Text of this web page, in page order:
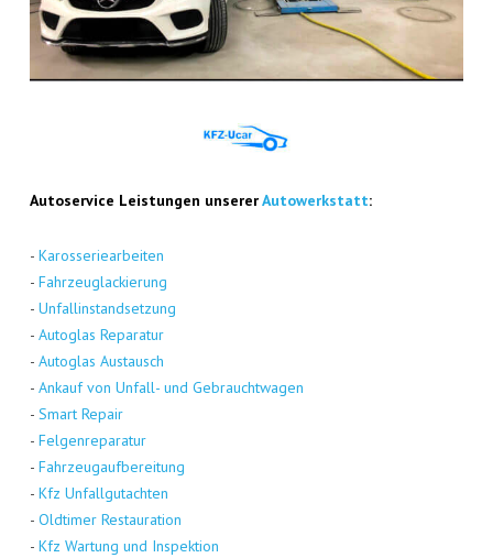
Auto­ser­vice Leis­tun­gen unse­rerAuto­werk­statt:
- Karos­se­rie­ar­bei­ten
- Fahr­zeug­la­ckie­rung
- Unfall­in­stand­set­zung
- Auto­glas Repa­ra­tur
- Auto­glas Aus­tausch
- Ankauf von Unfall- und Gebraucht­wa­gen
- Smart Repair
- Fel­gen­re­pa­ra­tur
- Fahr­zeug­auf­be­rei­tung
- Kfz Unfall­gut­ach­ten
- Old­ti­mer Restau­ra­ti­on
- Kfz War­tung und Inspek­ti­on